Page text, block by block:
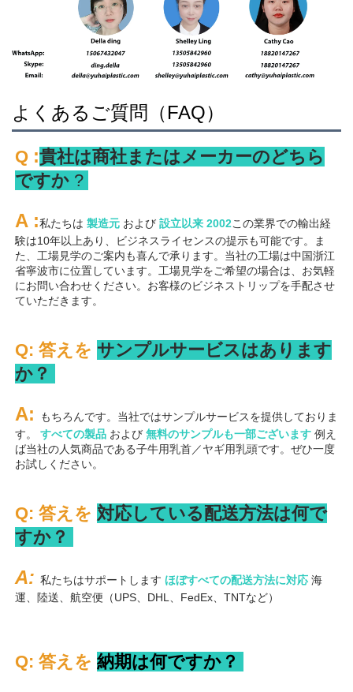
よくあるご質問（FAQ）
Q :貴社は商社またはメーカーのどちら
ですか ?
A :私たちは 製造元 および 設立以来 2002この業界での輸出経
験は10年以上あり、ビジネスライセンスの提示も可能です。ま
た、工場見学のご案内も喜んで承ります。当社の工場は中国浙江
省寧波市に位置しています。工場見学をご希望の場合は、お気軽
にお問い合わせください。お客様のビジネストリップを手配させ
ていただきます。
Q: 答えを サンプルサービスはあります
か？
A:
もちろんです。当社ではサンプルサービスを提供しておりま
す。 すべての製品 および 無料のサンプルも一部ございます 例え
ば当社の人気商品である子牛用乳首／ヤギ用乳頭です。ぜひ一度
お試しください。
Q: 答えを 対応している配送方法は何で
すか？
A: 私たちはサポートします ほぼすべての配送方法に対応 海
運、陸送、航空便（UPS、DHL、FedEx、TNTなど）
Q: 答えを 納期は何ですか？